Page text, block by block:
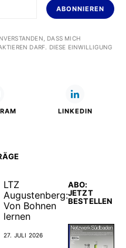
ABONNIEREN
DASS MICH
DARF. DIESE EINWILLIGUNG
LINKEDIN
LTZ
Augustenberg:
Von Bohnen
lernen
27. JULI 2026
ABO:
JETZT
BESTELLEN